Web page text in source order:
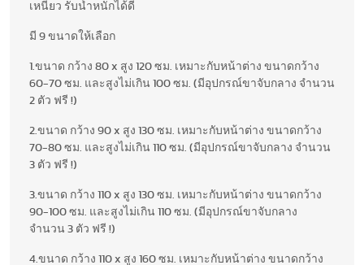
เหนียว รับน้ำหนักได้ดี
มี 9 ขนาดให้เลือก
1.ขนาด กว้าง 80 x สูง 120 ซม. เหมาะกับหน้าต่าง ขนาดกว้าง
60-70 ซม. และสูงไม่เกิน 100 ซม. (มีอุปกรณ์ขาจับกลาง จำนวน
2 ตัว ฟรี !)
2.ขนาด กว้าง 90 x สูง 130 ซม. เหมาะกับหน้าต่าง ขนาดกว้าง
70-80 ซม. และสูงไม่เกิน 110 ซม. (มีอุปกรณ์ขาจับกลาง จำนวน
3 ตัว ฟรี !)
3.ขนาด กว้าง 110 x สูง 130 ซม. เหมาะกับหน้าต่าง ขนาดกว้าง
90-100 ซม. และสูงไม่เกิน 110 ซม. (มีอุปกรณ์ขาจับกลาง
จำนวน 3 ตัว ฟรี !)
4.ขนาด กว้าง 110 x สูง 160 ซม. เหมาะกับหน้าต่าง ขนาดกว้าง